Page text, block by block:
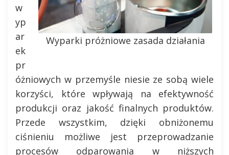
Wyparki próżniowe zasada działania
w
yp
ar
ek
pr
óżniowych w przemyśle niesie ze sobą wiele
korzyści, które wpływają na efektywność
produkcji oraz jakość finalnych produktów.
Przede wszystkim, dzięki obniżonemu
ciśnieniu możliwe jest przeprowadzanie
procesów odparowania w niższych